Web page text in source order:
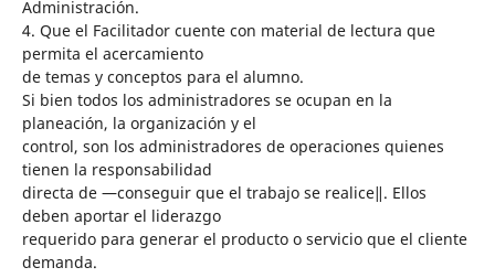
Administración.
4. Que el Facilitador cuente con material de lectura que
permita el acercamiento
de temas y conceptos para el alumno.
Si bien todos los administradores se ocupan en la
planeación, la organización y el
control, son los administradores de operaciones quienes
tienen la responsabilidad
directa de ―conseguir que el trabajo se realice‖. Ellos
deben aportar el liderazgo
requerido para generar el producto o servicio que el cliente
demanda.